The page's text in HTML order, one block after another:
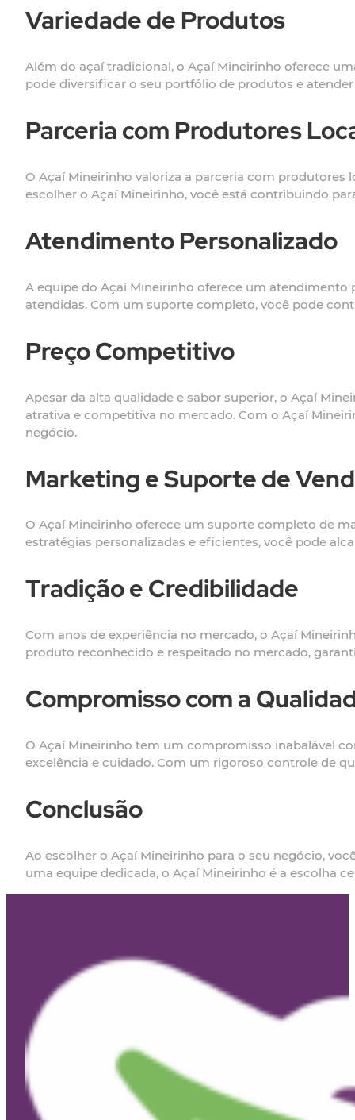
Variedade de Produtos
Além do açaí tradicional, o Açaí Mineirinho oferece
pode diversificar o seu portfólio de produtos e
Parceria com Produtores
O Açaí Mineirinho valoriza a parceria com
escolher o Açaí Mineirinho, você está contribuindo
Atendimento Personalizado
A equipe do Açaí Mineirinho oferece um atendimento
atendidas. Com um suporte completo, você pode
Preço Competitivo
Apesar da alta qualidade e sabor superior, o Açaí
atrativa e competitiva no mercado. Com o Açaí
negócio.
Marketing e Suporte de
O Açaí Mineirinho oferece um suporte completo de
estratégias personalizadas e eficientes, você pode
Tradição e Credibilidade
Com anos de experiência no mercado, o Açaí
produto reconhecido e respeitado no mercado,
Compromisso com a
O Açaí Mineirinho tem um compromisso inabalável
excelência e cuidado. Com um rigoroso controle de
Conclusão
Ao escolher o Açaí Mineirinho para o seu negócio,
uma equipe dedicada, o Açaí Mineirinho é a escolha